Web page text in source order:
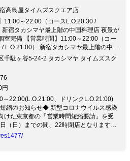
高島屋タイムズスクエア店
11:00～22:00（コースL.O.20:30 /
新宿タカシマヤ最上階の中国料理店 夜景が
室完備 【営業時間】11:00～22:00（コー
/ L.O.21:00） 新宿タカシマヤ最上階の中国
見える完全個室完備◎お客様と従業員の
考慮し感染症予防策に取り組んでまいりま
前日予約」はお電話にてご予約願います。
食事には贅沢な空間と料理でおもてな
最大70名様・貸切可能（予算＆人数応相
室（要電話予約）■ 完全個室：2室 5名
で 個室料3000円（5～18名用/室）、
35名用/室） 夜景個室は大変人気ですの
ご予約をお願いします。 ■コース料理■ ラ
千駄ヶ谷5-24-2 タカシマヤ タイムズスク
～22:00(L.O.21:00、ドリンクL.O.21:00)
せ◆ 新型コロナウイルス感染
けた東京都の「営業時間短縮要請」を受
（日）までの間、22時閉店となります。
時閉店）) 月～日 ランチ：11:00～